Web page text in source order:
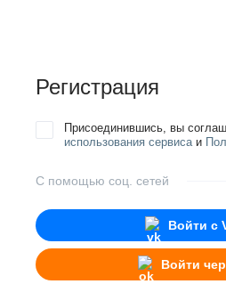
Регистрация
Присоединившись, вы
использования сервисаи
С помощью соц. сетей
Войти с
Войти